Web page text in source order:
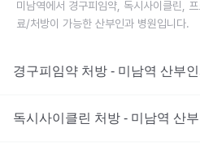
미남역에서 경구피임약, 독시사이클린,
료/처방이 가능한 산부인과 병원입니다.
경구피임약 처방 - 미남역 산부
독시사이클린 처방 - 미남역 산